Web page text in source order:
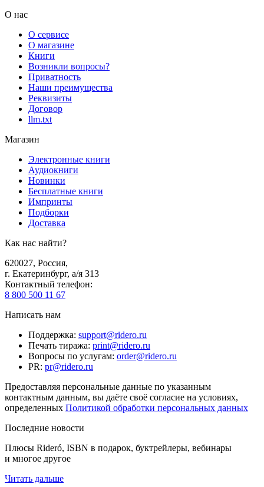
О нас
О сервисе
О магазине
Книги
Возникли вопросы?
Приватность
Наши преимущества
Реквизиты
Договор
llm.txt
Магазин
Электронные книги
Аудиокниги
Новинки
Бесплатные книги
Импринты
Подборки
Доставка
Как нас найти?
620027, Россия,
г. Екатеринбург, а/я 313
Контактный телефон:
8 800 500 11 67
Написать нам
Поддержка: support@ridero.ru
Печать тиража: print@ridero.ru
Вопросы по услугам: order@ridero.ru
PR: pr@ridero.ru
Предоставляя персональные данные по указанным
контактным данным, вы даёте своё согласие на условиях,
определенных Политикой обработки персональных данных
Последние новости
Плюсы Rideró, ISBN в подарок, буктрейлеры, вебинары
и многое другое
Читать дальше